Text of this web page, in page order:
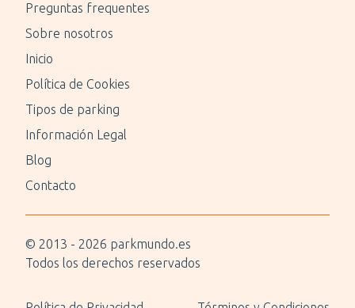
Preguntas frequentes
Sobre nosotros
Inicio
Política de Cookies
Tipos de parking
Información Legal
Blog
Contacto
© 2013 - 2026 parkmundo.es
Todos los derechos reservados